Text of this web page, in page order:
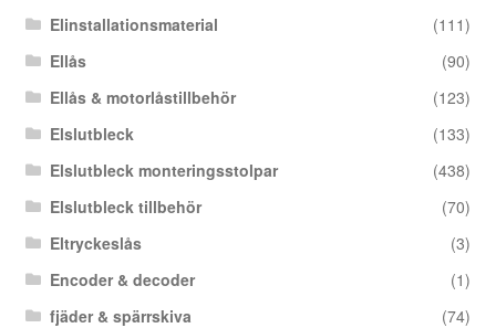
Elinstallationsmaterial
(111)
Ellås
(90)
Ellås & motorlåstillbehör
(123)
Elslutbleck
(133)
Elslutbleck monteringsstolpar
(438)
Elslutbleck tillbehör
(70)
Eltryckeslås
(3)
Encoder & decoder
(1)
fjäder & spärrskiva
(74)